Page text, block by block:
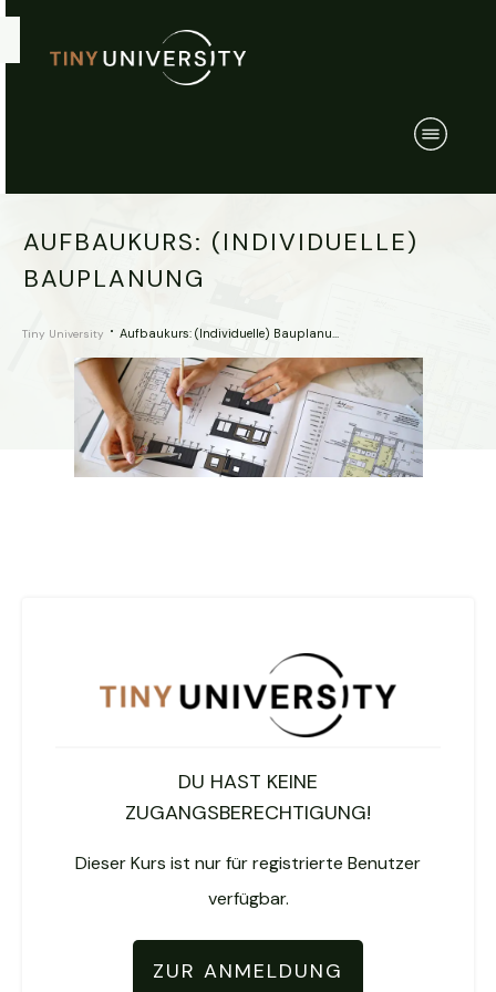
AUFBAUKURS: (INDIVIDUELLE)
BAUPLANUNG
Tiny University Aufbaukurs: (Individuelle) Bauplanung
DU HAST KEINE
ZUGANGSBERECHTIGUNG!
Dieser Kurs ist nur für registrierte Benutzer
verfügbar.
ZUR ANMELDUNG